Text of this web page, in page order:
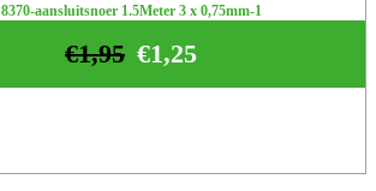
8370-aansluitsnoer 1.5Meter 3 x 0,75mm-1
€1,25
€1,95